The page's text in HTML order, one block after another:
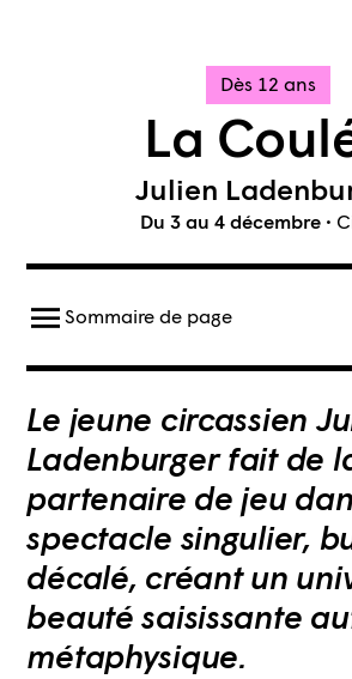
Dès 12 ans
La
Julien
Du 3 au 4 décembre •
Ouvrir le menu
Sommaire de page
Le jeune circassien
Ladenburger fait de
partenaire de jeu
spectacle singulier,
décalé, créant un
beauté saisissante
métaphysique.